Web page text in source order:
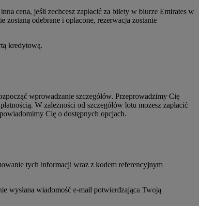
cena, jeśli zechcesz zapłacić za bilety w biurze Emirates w
odebrane i opłacone, rezerwacja zostanie
kredytową.
wprowadzanie szczegółów. Przeprowadzimy Cię
W zależności od szczegółów lotu możesz zapłacić
Cię o dostępnych opcjach.
tych informacji wraz z kodem referencyjnym
wysłana wiadomość e-mail potwierdzająca Twoją